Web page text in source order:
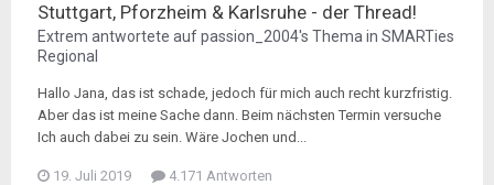
Stuttgart, Pforzheim & Karlsruhe - der Thread!
Extrem antwortete aufpassion_2004's Thema in SMARTies
Regional
Hallo Jana, das ist schade, jedoch für mich auch recht kurzfristig.
Aber das ist meine Sache dann. Beim nächsten Termin versuche
Ich auch dabei zu sein. Wäre Jochen und...
19. Juli 2019 4.171 Antworten